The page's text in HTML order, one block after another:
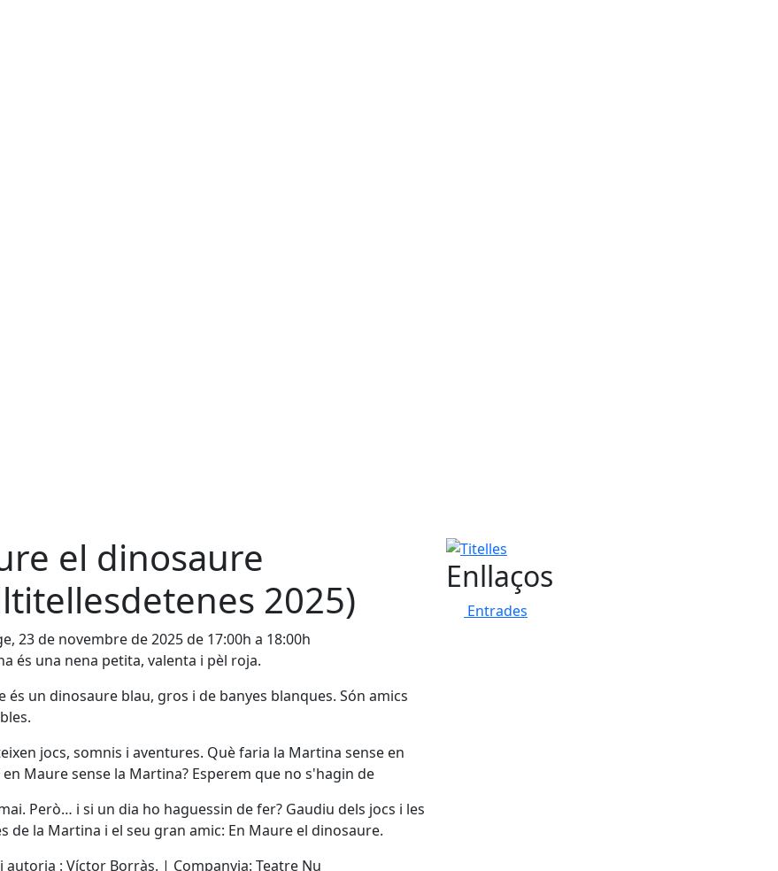
el dinosaure
2025)
23 de novembre de 2025 de 17:00h a 18:00h
és una nena petita, valenta i pèl roja.
és un dinosaure blau, gros i de banyes blanques. Són amics
jocs, somnis i aventures. Què faria la Martina sense en
en Maure sense la Martina? Esperem que no s'hagin de
Però… i si un dia ho haguessin de fer? Gaudiu dels jocs i les
de la Martina i el seu gran amic: En Maure el dinosaure.
autoria : Víctor Borràs. | Companyia: Teatre Nu
Titelles
Enllaços
Entrades